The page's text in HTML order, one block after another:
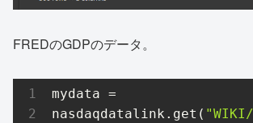
FREDのGDPのデータ。
mydata =
nasdaqdatalink.get( "WIKI/